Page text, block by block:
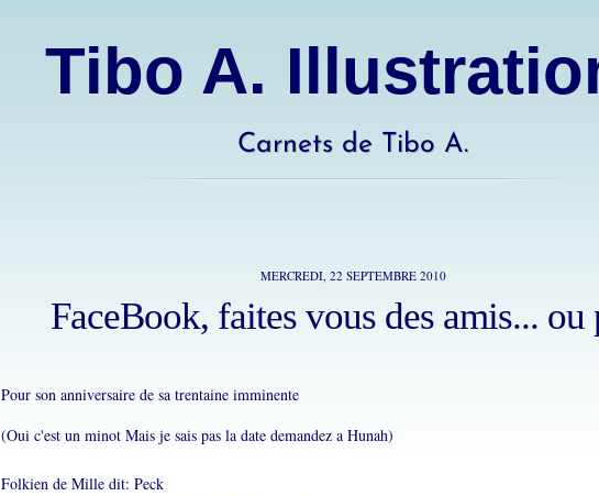
Tibo A.
Carnets de Tibo A.
MERCREDI, 22 SEPTEMBRE 2010
FaceBook, faites vous des amis... ou
Pour son anniversaire de sa trentaine imminente
(Oui c'est un minot Mais je sais pas la date demandez a Hunah)
Folkien de Mille dit: Peck